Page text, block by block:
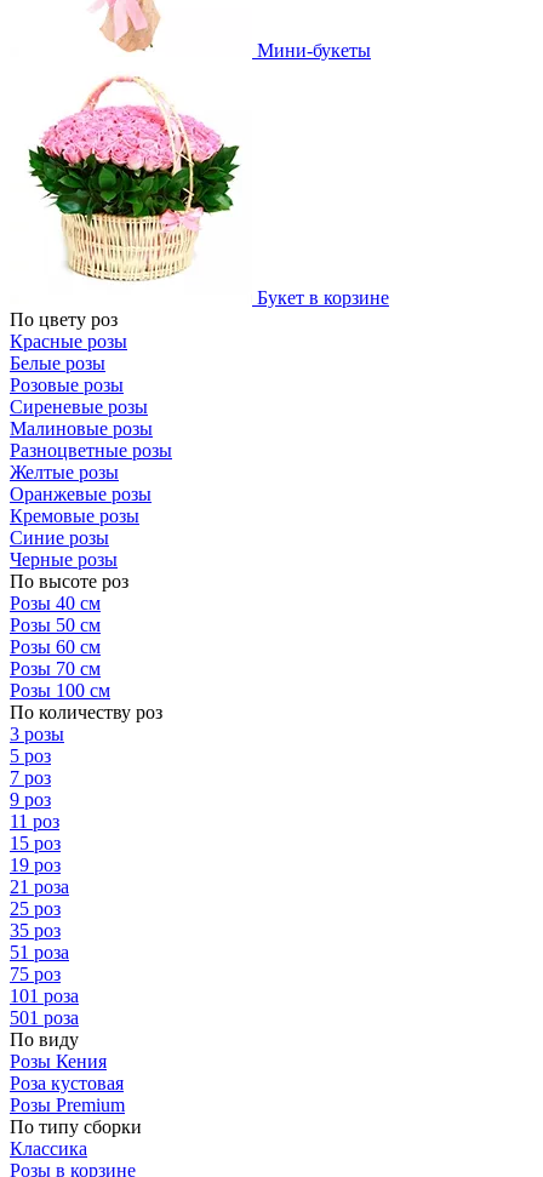
Мини-букеты
Букет в корзине
По цвету роз
Красные розы
Белые розы
Розовые розы
Сиреневые розы
Малиновые розы
Разноцветные розы
Желтые розы
Оранжевые розы
Кремовые розы
Синие розы
Черные розы
По высоте роз
Розы 40 см
Розы 50 см
Розы 60 см
Розы 70 см
Розы 100 см
По количеству роз
3 розы
5 роз
7 роз
9 роз
11 роз
15 роз
19 роз
21 роза
25 роз
35 роз
51 роза
75 роз
101 роза
501 роза
По виду
Розы Кения
Роза кустовая
Розы Premium
По типу сборки
Классика
Розы в корзине